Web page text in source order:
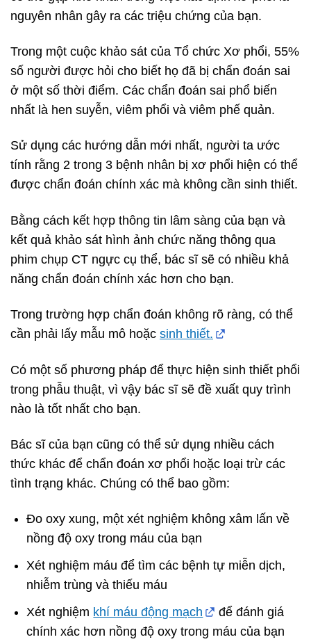
nguyên nhân gây ra các triệu chứng của bạn.
Trong một cuộc khảo sát của Tổ chức Xơ phổi, 55%
số người được hỏi cho biết họ đã bị chẩn đoán sai
ở một số thời điểm. Các chẩn đoán sai phổ biến
nhất là hen suyễn, viêm phổi và viêm phế quản.
Sử dụng các hướng dẫn mới nhất, người ta ước
tính rằng 2 trong 3 bệnh nhân bị xơ phổi hiện có thể
được chẩn đoán chính xác mà không cần sinh thiết.
Bằng cách kết hợp thông tin lâm sàng của bạn và
kết quả khảo sát hình ảnh chức năng thông qua
phim chụp CT ngực cụ thể, bác sĩ sẽ có nhiều khả
năng chẩn đoán chính xác hơn cho bạn.
Trong trường hợp chẩn đoán không rõ ràng, có thể
cần phải lấy mẫu mô hoặc sinh thiết.
Có một số phương pháp để thực hiện sinh thiết phổi
trong phẫu thuật, vì vậy bác sĩ sẽ đề xuất quy trình
nào là tốt nhất cho bạn.
Bác sĩ của bạn cũng có thể sử dụng nhiều cách
thức khác để chẩn đoán xơ phổi hoặc loại trừ các
tình trạng khác. Chúng có thể bao gồm:
Đo oxy xung, một xét nghiệm không xâm lấn về
nồng độ oxy trong máu của bạn
Xét nghiệm máu để tìm các bệnh tự miễn dịch,
nhiễm trùng và thiếu máu
Xét nghiệm khí máu động mạch
để đánh giá
chính xác hơn nồng độ oxy trong máu của bạn